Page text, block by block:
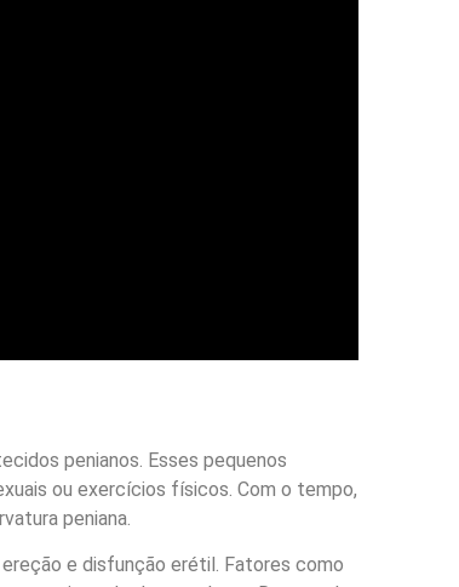
penianos. Esses pequenos
ou exercícios físicos. Com o tempo,
peniana.
e disfunção erétil. Fatores como